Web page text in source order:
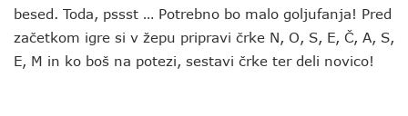
besed. Toda, pssst … Potrebno bo malo goljufanja! Pred
začetkom igre si v žepu pripravi črke N, O, S, E, Č, A, S,
E, M in ko boš na potezi, sestavi črke ter deli novico!